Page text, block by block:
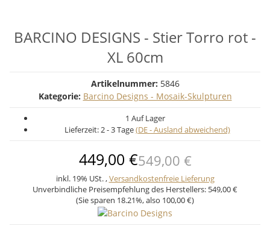
BARCINO DESIGNS - Stier Torro rot -
XL 60cm
Artikelnummer: 5846
Kategorie: Barcino Designs - Mosaik-Skulpturen
1 Auf Lager
Lieferzeit:2 - 3 Tage(DE - Ausland abweichend)
449,00 €549,00 €
inkl. 19% USt. ,Versandkostenfreie Lieferung
Unverbindliche Preisempfehlung des Herstellers: 549,00 €
(Sie sparen 18.21%, also 100,00 €)